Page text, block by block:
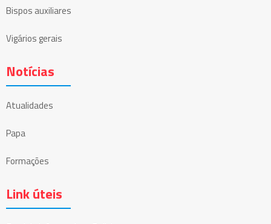
Bispos auxiliares
Vigários gerais
Notícias
Atualidades
Papa
Formações
Link úteis